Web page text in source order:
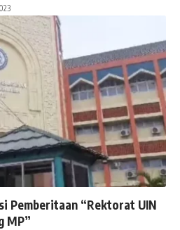
Pemberitaan “Rektorat UIN
MP”